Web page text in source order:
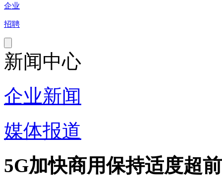
企业
招聘
新闻中心
企业新闻
媒体报道
5G加快商用保持适度超前